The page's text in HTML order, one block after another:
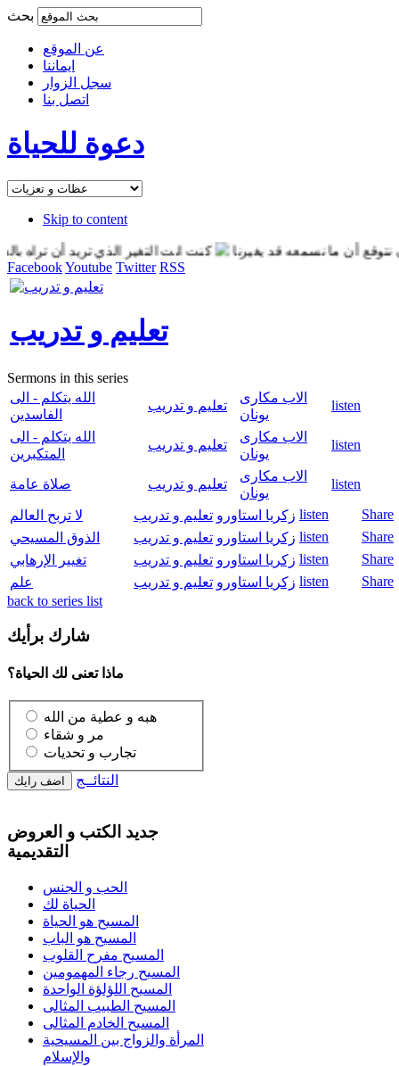
عن الموقع
ايماننا
سجل الزوار
اتصل بنا
دعوة للحياة
Skip to content
أن ما نسمعه قد يغيرنا
كنت انت التغير الذي تريد أن تراه بالعالم
FacebookYoutube Twitter RSS
تعليم و تدريب
Sermons in this series
الله يتكلم - الى
الفاسدين
تعليم و تدريب
الاب مكارى
يونان
listen
الله يتكلم - الى
المتكبرين
تعليم و تدريب
الاب مكارى
يونان
listen
صلاة عامة تعليم و تدريب
الاب مكارى
يونان
listen
لا تربح العالم تعليم و تدريب زكريا استاورو listen
Share
الذوق المسيحي
تعليم و تدريب زكريا استاورو listen
Share
تغيير الإرهابي
تعليم و تدريب زكريا استاورو listen
Share
علم
تعليم و تدريب زكريا استاورو listen
Share
back to series list
شارك برأيك
ماذا تعنى لك الحياة؟
النتائــج
جديد الكتب و العروض
التقديمية
الحب و الجنس
الحياة لك
المسيح هو الحياة
المسيح هو الباب
المسيح مفرح القلوب
المسيح رجاء المهمومين
المسيح اللؤلؤة الواحدة
المسيح الطبيب المثالى
المسيح الخادم المثالى
المرأة والزواج بين المسيحية
والإسلام